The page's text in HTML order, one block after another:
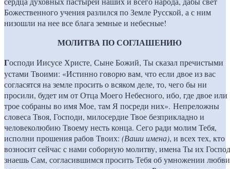
Божественного учения разлился по Земле Русской, а с ним
низошли на нее все блага земные и небесные!
МОЛИТВА ПО СОГЛАШЕНИЮ
Господи Иисусе Христе, Сыне Божий, Ты сказал пречистыми
устами Твоими: «Истинно говорю вам, что если двое из вас
согласятся на земле просить о всяком деле, то, чего бы ни
просили, будет им от Отца Моего Небесного, ибо, где двое или
трое собраны во имя Мое, там Я посреди них». Непреложны
словеса Твоя, Господи, милосердие Твое безприкладно и
человеколюбию Твоему несть конца. Сего ради молим Тебя,
исполни прошения рабов Твоих: (Ваши имена), и всех тех, кто
возносит сейчас с нами соборную молитву, имена Ты их
знаешь Сам, согласившимся просить Тебя об умножении любви